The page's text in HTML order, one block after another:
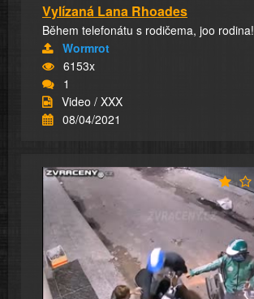
Vylízaná Lana Rhoades
Během telefonátu s rodičema, joo rodina!
Wormrot
6153x
1
Video / XXX
08/04/2021